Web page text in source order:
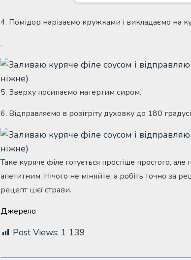
4. Помідор нарізаємо кружками і викладаємо на
.
5. Зверху посипаємо натертим сиром.
6. Відправляємо в розігріту духовку до 180
Таке куряче філе готується простіше простого,
апетитним. Нічого не міняйте, а робіть точно за
рецепт цієї страви.
Джерело
Post Views: 1 139